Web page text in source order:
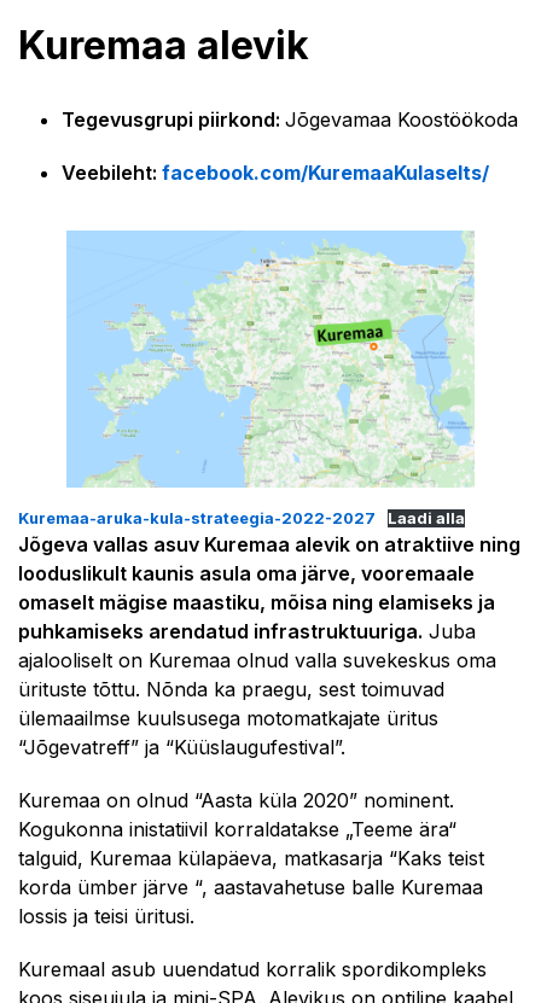
Kuremaa alevik
Tegevusgrupi piirkond: Jõgevamaa Koostöökoda
Veebileht: facebook.com/KuremaaKulaselts/
Kuremaa-aruka-kula-strateegia-2022-2027 Laadi alla
Jõgeva vallas asuv Kuremaa alevik on atraktiive ning
looduslikult kaunis asula oma järve, vooremaale
omaselt mägise maastiku, mõisa ning elamiseks ja
puhkamiseks arendatud infrastruktuuriga. Juba
ajalooliselt on Kuremaa olnud valla suvekeskus oma
ürituste tõttu. Nõnda ka praegu, sest toimuvad
ülemaailmse kuulsusega motomatkajate üritus
“Jõgevatreff” ja “Küüslaugufestival”.
Kuremaa on olnud “Aasta küla 2020” nominent.
Kogukonna inistatiivil korraldatakse „Teeme ära“
talguid, Kuremaa külapäeva, matkasarja “Kaks teist
korda ümber järve “, aastavahetuse balle Kuremaa
lossis ja teisi üritusi.
Kuremaal asub uuendatud korralik spordikompleks